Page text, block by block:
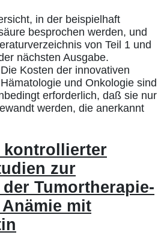
in der beispielhaft
besprochen werden, und
von Teil 1 und
nächsten Ausgabe.
Kosten der innovativen
und Onkologie sind
erforderlich, daß sie nur
werden, die anerkannt
kontrollierter
zur
Tumortherapie-
mit